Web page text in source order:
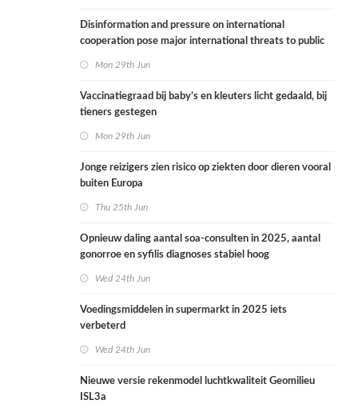
Disinformation and pressure on international
cooperation pose major international threats to public
Mon 29th Jun
Vaccinatiegraad bij baby’s en kleuters licht gedaald, bij
tieners gestegen
Mon 29th Jun
Jonge reizigers zien risico op ziekten door dieren vooral
buiten Europa
Thu 25th Jun
Opnieuw daling aantal soa-consulten in 2025, aantal
gonorroe en syfilis diagnoses stabiel hoog
Wed 24th Jun
Voedingsmiddelen in supermarkt in 2025 iets
verbeterd
Wed 24th Jun
Nieuwe versie rekenmodel luchtkwaliteit Geomilieu
ISL3a